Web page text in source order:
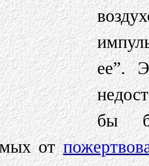
ее”.
бы
от